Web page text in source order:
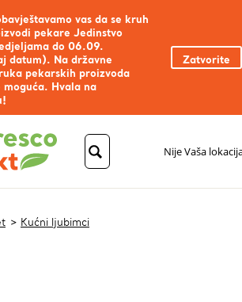
vas da se kruh
pekare Jedinstvo
do 06.09.
datum). Na državne
pekarskih proizvoda
Hvala na
Zatvorite
Nije Vaša
Kućni ljubimci